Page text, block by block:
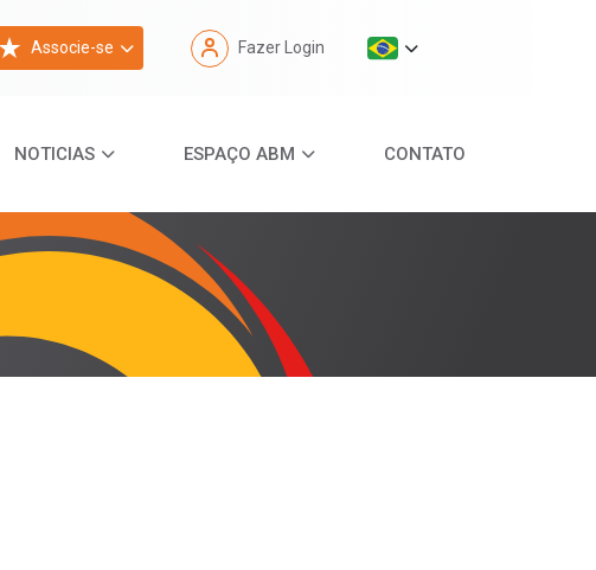
Associe-se Fazer Login
NOTICIAS ESPAÇO ABM CONTATO